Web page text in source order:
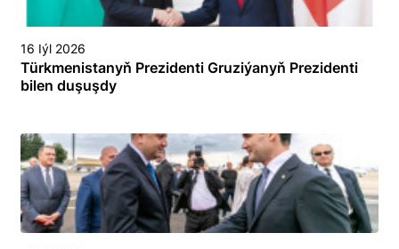
16 Iýl 2026
Türkmenistanyň Prezidenti Gruziýanyň Prezidenti
bilen duşuşdy